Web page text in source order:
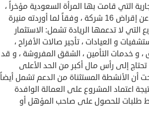
التي قامت بها المرأة السعودية مؤخراً ،
إلا أن برنامج الريادة الوطني يمتنع عن إقراض 16 شركة ، وفقاً لما أوردته منيرة
التي لا تدعمها الريادة تشمل: الاستثمار
و العيادات ، تأجير صالات الأفراح ،
، و خدمات التأمين ، الشقق المفروشة ، و قد
إلى رأس مال أكبر من الحد الأعلى
أن الأنشطة المستثناة من الدعم تشمل أيضاً
اعتماد المشروع على العمالة الوافدة
طلبات للحصول على صاحب المؤهل أو